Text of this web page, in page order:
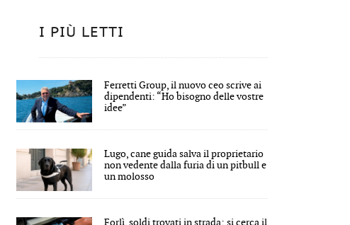
I PIÙ LETTI
Ferretti Group, il nuovo ceo scrive ai
dipendenti: “Ho bisogno delle vostre
idee”
Lugo, cane guida salva il proprietario
non vedente dalla furia di un pitbull e
un molosso
Forlì, soldi trovati in strada: si cerca il